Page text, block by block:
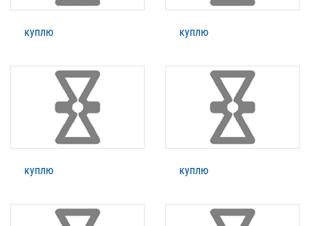
куплю куплю
куплю куплю